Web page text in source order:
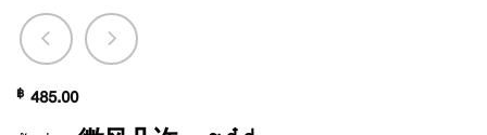
฿ 485.00